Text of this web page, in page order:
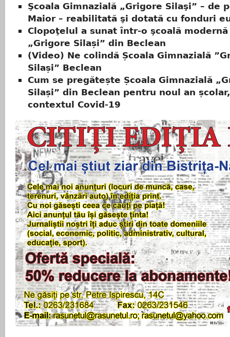
Şcoala Gimnazială „Grigore Silaşi” – de
Maior – reabilitată şi dotată cu fonduri
Clopoţelul a sunat într-o şcoală modernă
„Grigore Silași” din Beclean
(Video) Ne colindă Școala Gimnazială
Silași” Beclean
Cum se pregătește Școala Gimnazială
Silași” din Beclean pentru noul an
contextul Covid-19